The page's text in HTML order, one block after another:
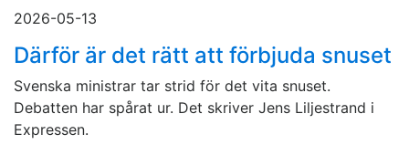
2026-05-13
Därför är det rätt att förbjuda snuset
Svenska ministrar tar strid för det vita snuset.
Debatten har spårat ur. Det skriver Jens Liljestrand i
Expressen.